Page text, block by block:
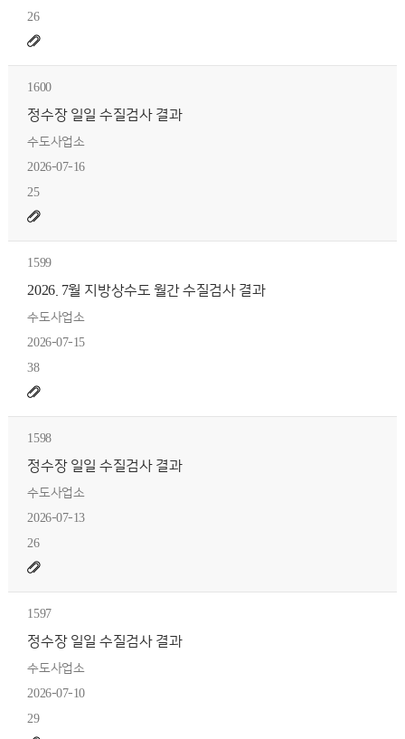
26
1600
정수장 일일 수질검사 결과
수도사업소
2026-07-16
25
1599
2026. 7월 지방상수도 월간 수질검사 결과
수도사업소
2026-07-15
38
1598
정수장 일일 수질검사 결과
수도사업소
2026-07-13
26
1597
정수장 일일 수질검사 결과
수도사업소
2026-07-10
29